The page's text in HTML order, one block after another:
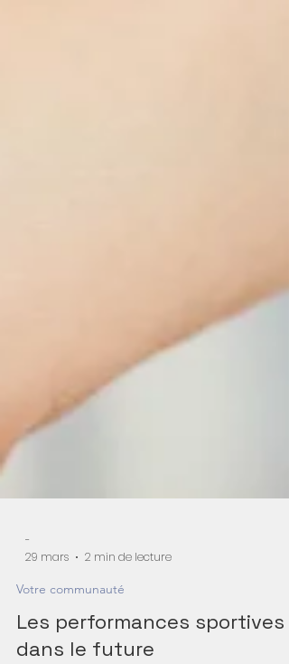
29 mars
2 min de lecture
Votre communauté